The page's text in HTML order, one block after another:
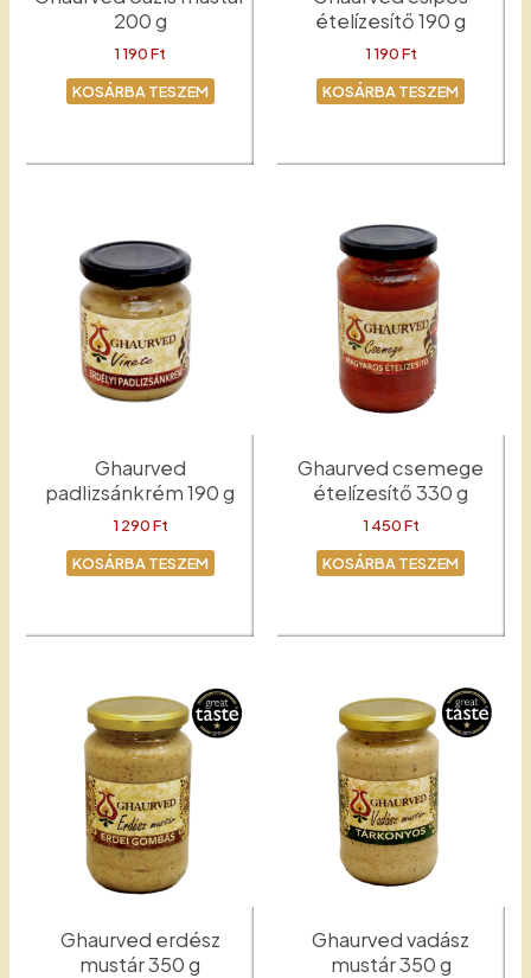
200 g
1 190Ft
KOSÁRBA TESZEM
ételízesítő 190 g
1 190Ft
KOSÁRBA TESZEM
Ghaurved
padlizsánkrém 190 g
1 290Ft
KOSÁRBA TESZEM
Ghaurved csemege
ételízesítő 330 g
1 450Ft
KOSÁRBA TESZEM
Ghaurved erdész
mustár 350 g
Ghaurved vadász
mustár 350 g